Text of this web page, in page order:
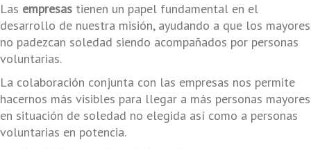
Las empresas tienen un papel fundamental en el
desarrollo de nuestra misión, ayudando a que los mayores
no padezcan soledad siendo acompañados por personas
voluntarias.
La colaboración conjunta con las empresas nos permite
hacernos más visibles para llegar a más personas mayores
en situación de soledad no elegida así como a personas
voluntarias en potencia.